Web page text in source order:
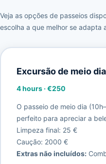
Veja as opções de passeios
escolha a que melhor se adapta
Excursão de meio dia
4 hours·€250
O passeio de meio dia
perfeito para apreciar a
Limpeza final: 25 €
Caução: 2000 €
Extras não incluídos: